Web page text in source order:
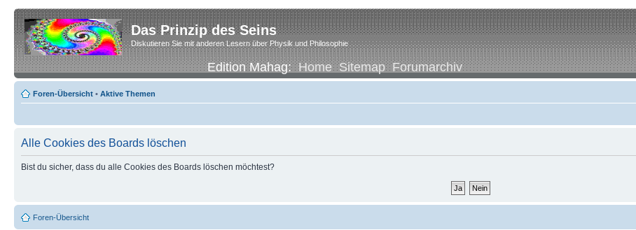
Das Prinzip des Seins
Diskutieren Sie mit anderen Lesern über Physik und Philosophie
Edition Mahag:Home Sitemap Forumarchiv
Foren-Übersicht • Aktive Themen
Alle Cookies des Boards löschen
Bist du sicher, dass du alle Cookies des Boards löschen möchtest?
Foren-Übersicht